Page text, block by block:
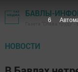
БАВЛЫ-
Газета "Слава труду"
НОВОСТИ
5